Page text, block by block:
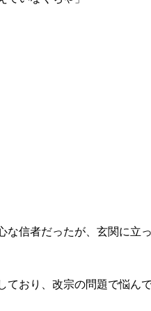
な信者だったが、玄関に立
ており、改宗の問題で悩ん